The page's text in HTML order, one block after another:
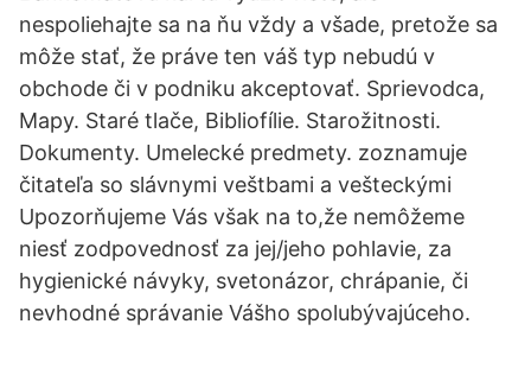
nespoliehajte sa na ňu vždy a všade, pretože sa
môže stať, že práve ten váš typ nebudú v
obchode či v podniku akceptovať. Sprievodca,
Mapy. Staré tlače, Bibliofílie. Starožitnosti.
Dokumenty. Umelecké predmety. zoznamuje
čitateľa so slávnymi veštbami a vešteckými
Upozorňujeme Vás však na to,že nemôžeme
niesť zodpovednosť za jej/jeho pohlavie, za
hygienické návyky, svetonázor, chrápanie, či
nevhodné správanie Vášho spolubývajúceho.